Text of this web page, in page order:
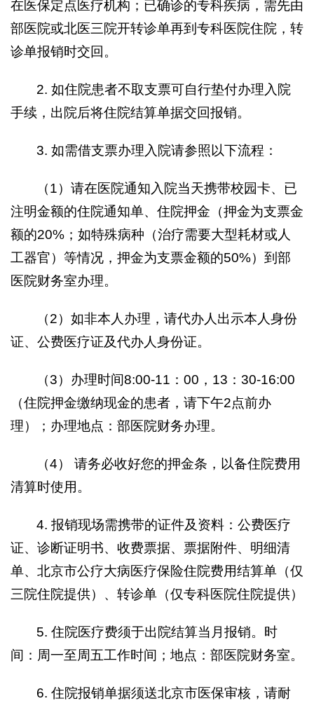
在医保定点医疗机构；已确诊的专科疾病，需先由
部医院或北医三院开转诊单再到专科医院住院，转
诊单报销时交回。
2. 如住院患者不取支票可自行垫付办理入院
手续，出院后将住院结算单据交回报销。
3. 如需借支票办理入院请参照以下流程：
（1）请在医院通知入院当天携带校园卡、已
注明金额的住院通知单、住院押金（押金为支票金
额的20%；如特殊病种（治疗需要大型耗材或人
工器官）等情况，押金为支票金额的50%）到部
医院财务室办理。
（2）如非本人办理，请代办人出示本人身份
证、公费医疗证及代办人身份证。
（3）办理时间8:00-11：00，13：30-16:00
（住院押金缴纳现金的患者，请下午2点前办
理）；办理地点：部医院财务办理。
（4） 请务必收好您的押金条，以备住院费用
清算时使用。
4. 报销现场需携带的证件及资料：公费医疗
证、诊断证明书、收费票据、票据附件、明细清
单、北京市公疗大病医疗保险住院费用结算单（仅
三院住院提供）、转诊单（仅专科医院住院提供）
5. 住院医疗费须于出院结算当月报销。时
间：周一至周五工作时间；地点：部医院财务室。
6. 住院报销单据须送北京市医保审核，请耐